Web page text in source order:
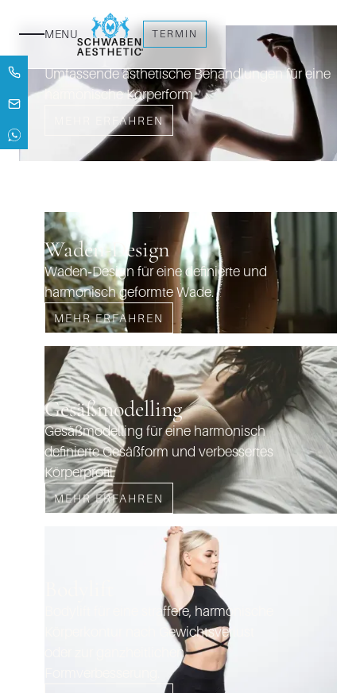
MENU TERMIN
Körper
Umfassende ästhetische Behandlungen für eine
harmonische Körperform.
MEHR ERFAHREN
Waden-Design
Waden‑Design für eine definierte und
harmonisch geformte Wade.
MEHR ERFAHREN
Gesäßmodelling
Gesäßmodelling für eine harmonisch
definierte Gesäßform und verbessertes
Körperprofil.
MEHR ERFAHREN
Bodylift für eine straffere, harmonische
Körperkontur nach Gewichtsverlust
oder zur ganzheitlichen